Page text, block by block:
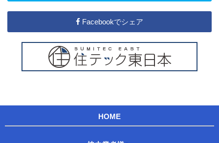
Facebookでシェア
HOME